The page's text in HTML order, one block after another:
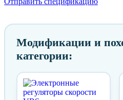
Модификации и
категории: